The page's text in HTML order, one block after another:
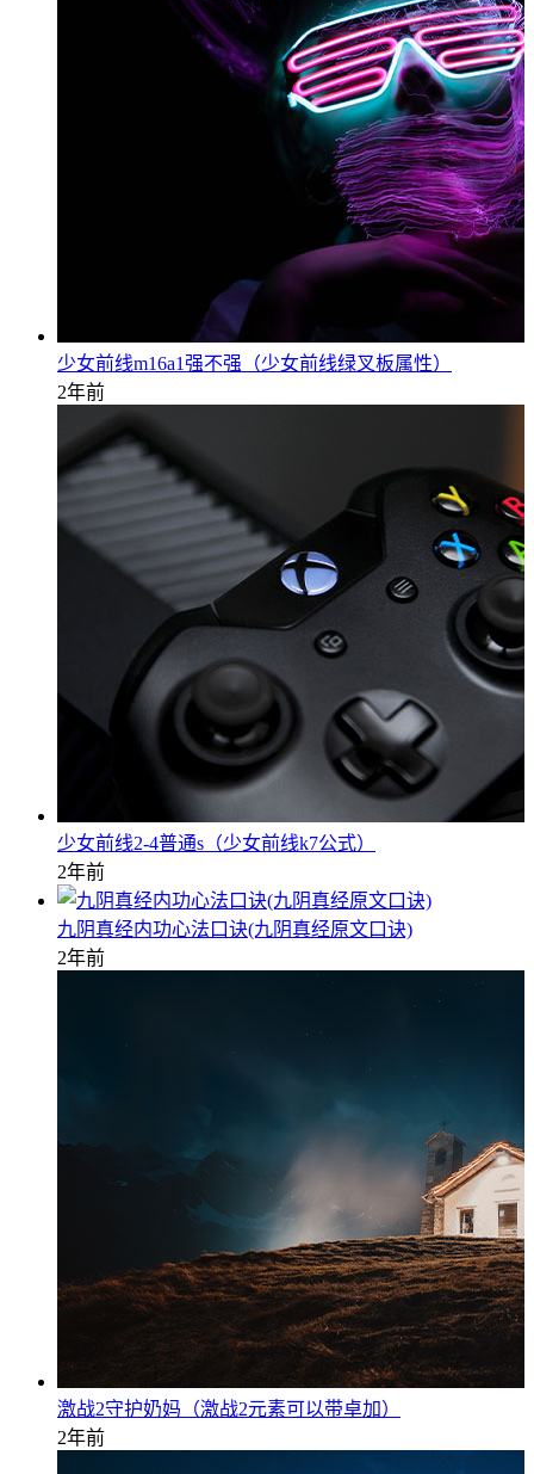
少女前线m16a1强不强（少女前线绿叉板属性）
2年前
少女前线2-4普通s（少女前线k7公式）
2年前
九阴真经内功心法口诀(九阴真经原文口诀)
2年前
激战2守护奶妈（激战2元素可以带卓加）
2年前